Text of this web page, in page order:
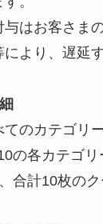
はお客さま
により、遅延
てのカテゴリ
の各カテゴ
合計10枚の